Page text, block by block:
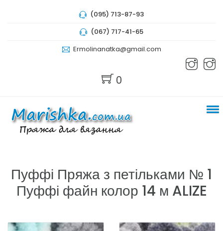
(095) 713-87-93
(067) 717-41-65
Ermolinanatka@gmail.com
0
Пуффі Пряжа з петільками № 1
Пуффі файн колор 14 м ALIZE